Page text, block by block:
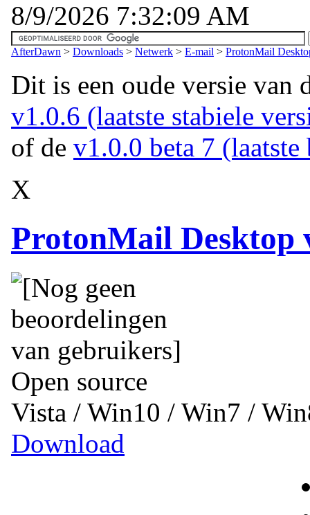
8/9/2026 7:32:09 AM
AfterDawn > Downloads > Netwerk > E-mail > ProtonMail
Dit is een oude versie van
v1.0.6 (laatste stabiele
of de v1.0.0 beta 7 (laatste
X
ProtonMail Desktop
Open source
Vista / Win10 / Win7 /
Download